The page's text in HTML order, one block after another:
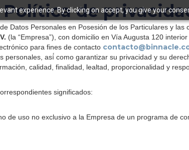
experience. By clicking on accept, you give your
Política de
Datos Personales en Posesión de los Particulares y
(la “Empresa”), con domicilio en Vía Augusta 120
para fines de contacto
así́ como garantizar su privacidad y su
calidad, finalidad, lealtad, proporcionalidad y
significados:
de uso no exclusivo a la Empresa de un programa de